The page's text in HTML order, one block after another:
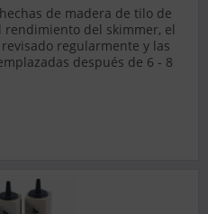
de madera de tilo de
rendimiento del skimmer, el
regularmente y las
después de 6 - 8